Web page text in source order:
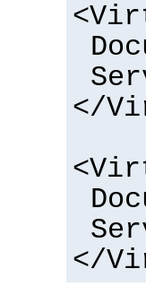
</
</